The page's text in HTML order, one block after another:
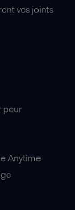
vos joints
pour
Anytime